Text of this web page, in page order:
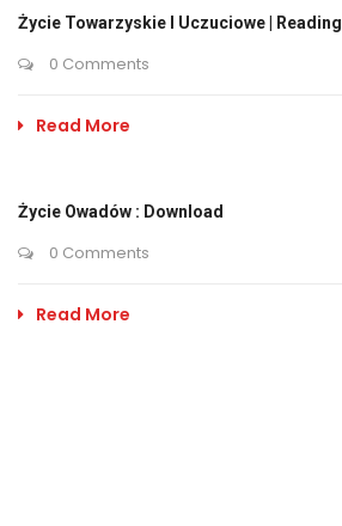
Życie Towarzyskie I Uczuciowe | Reading
0 Comments
Read More
Życie Owadów : Download
0 Comments
Read More